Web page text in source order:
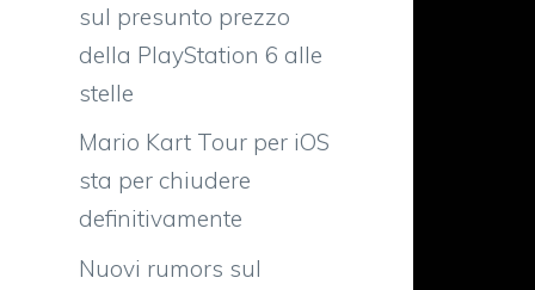
sul presunto prezzo
della PlayStation 6 alle
stelle
Mario Kart Tour per iOS
sta per chiudere
definitivamente
Nuovi rumors sul